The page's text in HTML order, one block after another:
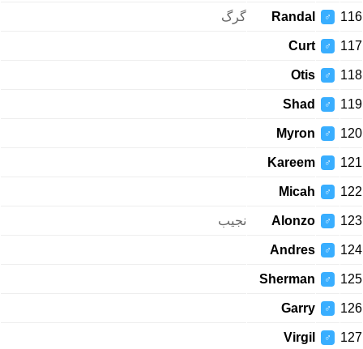
116
♂
Randal گرگ
117
♂
Curt
118
♂
Otis
119
♂
Shad
120
♂
Myron
121
♂
Kareem
122
♂
Micah
123
♂
Alonzo نجیب
124
♂
Andres
125
♂
Sherman
126
♂
Garry
127
♂
Virgil